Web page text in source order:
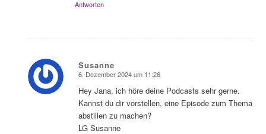
Antworten
Susanne
sagte:
6. Dezember 2024 um 11:26
Hey Jana, ich höre deine Podcasts sehr gerne.
Kannst du dir vorstellen, eine Episode zum Thema
abstillen zu machen?
LG Susanne